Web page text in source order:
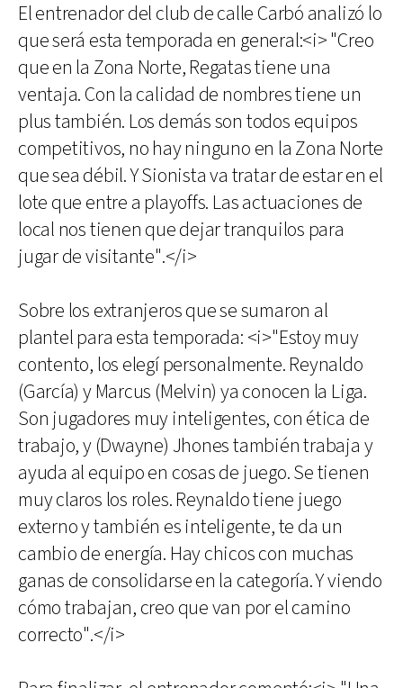
El entrenador del club de calle Carbó analizó lo
que será esta temporada en general:<i> "Creo
que en la Zona Norte, Regatas tiene una
ventaja. Con la calidad de nombres tiene un
plus también. Los demás son todos equipos
competitivos, no hay ninguno en la Zona Norte
que sea débil. Y Sionista va tratar de estar en el
lote que entre a playoffs. Las actuaciones de
local nos tienen que dejar tranquilos para
jugar de visitante".</i>
Sobre los extranjeros que se sumaron al
plantel para esta temporada: <i>"Estoy muy
contento, los elegí personalmente. Reynaldo
(García) y Marcus (Melvin) ya conocen la Liga.
Son jugadores muy inteligentes, con ética de
trabajo, y (Dwayne) Jhones también trabaja y
ayuda al equipo en cosas de juego. Se tienen
muy claros los roles. Reynaldo tiene juego
externo y también es inteligente, te da un
cambio de energía. Hay chicos con muchas
ganas de consolidarse en la categoría. Y viendo
cómo trabajan, creo que van por el camino
correcto".</i>